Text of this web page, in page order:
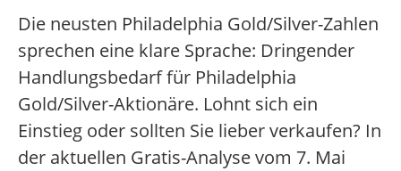
Die neusten Philadelphia Gold/Silver-Zahlen
sprechen eine klare Sprache: Dringender
Handlungsbedarf für Philadelphia
Gold/Silver-Aktionäre. Lohnt sich ein
Einstieg oder sollten Sie lieber verkaufen? In
der aktuellen Gratis-Analyse vom 7. Mai